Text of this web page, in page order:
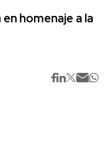
homenaje a la